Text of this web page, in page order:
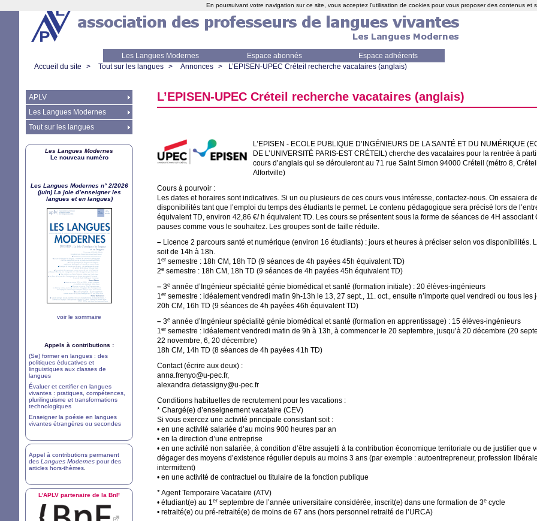
Les Langues Modernes Espace abonnés
Espace adhérents
Accueil du site > Tout sur les langues > Annonces > L’ EPISEN-UPEC Créteil recherche vacataires (anglais)
L’EPISEN-UPEC Créteil recherche vacataires (anglais)
L’ EPISEN - ECOLE PUBLIQUE D’ INGÉNIEURS DE LA SANTÉ ET DU NUM ÉRIQUE (
DE L’UNIVERSITÉ PARIS-EST CR ÉTEIL) cherche des vacataires pour la rentrée à
cours d’anglais qui se dérouleront au 71 rue Saint Simon 94000 Créteil (métro 8,
Alfortville)
Cours à pourvoir :
Les dates et horaires sont indicatives. Si un ou plusieurs de ces cours vous intéresse, contactez-nous. On essaiera
disponibilités tant que l’emploi du temps des étudiants le permet. Le contenu pédagogique sera précisé lors de
équivalentTD, environ 42,86 €/ h équivalentTD. Les cours se présentent sous la forme de séances de 4H associant
pauses comme vous le souhaitez. Les groupes sont de taille réduite.
– Licence 2 parcours santé et numérique (environ 16 étudiants) : jours et heures à préciser selon vos disponibilités.
soit de 14h à 18h.
1er semestre : 18h CM , 18h TD (9 séances de 4h payées 45h équivalentTD)
2e semestre : 18h CM , 18h TD (9 séances de 4h payées 45h équivalentTD)
– 3e année d’Ingénieur spécialité génie biomédical et santé (formation initiale) : 20 élèves-ingénieurs
1er semestre : idéalement vendredi matin 9h-13h le 13, 27 sept., 11. oct., ensuite n’importe quel vendredi ou tous
20h CM , 16h TD (9 séances de 4h payées 46h équivalentTD)
– 3e année d’Ingénieur spécialité génie biomédical et santé (formation en apprentissage) : 15 élèves-ingénieurs
1er semestre : idéalement vendredi matin de 9h à 13h, à commencer le 20 septembre, jusqu’à 20 décembre (20
22 novembre, 6, 20 décembre)
18h CM , 14h TD (8 séances de 4h payées 41h TD)
Contact (écrire aux deux) :
anna.frenyo@u-pec.fr,
alexandra.detassigny@u-pec.fr
Conditions habituelles de recrutement pour les vacations :
* Chargé(e) d’enseignement vacataire (CEV)
Si vous exercez une activité principale consistant soit :
• en une activité salariée d’au moins 900 heures par an
• en la direction d’une entreprise
• en une activité non salariée, à condition d’être assujetti à la contribution économique territoriale ou de justifier que
dégager des moyens d’existence régulier depuis au moins 3 ans (par exemple : autoentrepreneur, profession
intermittent)
• en une activité de contractuel ou titulaire de la fonction publique
* Agent Temporaire Vacataire (ATV)
• étudiant(e) au 1er septembre de l’année universitaire considérée, inscrit(e) dans une formation de 3e cycle
• retraité(e) ou pré-retraité(e) de moins de 67 ans (hors personnel retraité de l’URCA)
APLV
Les Langues Modernes
Tout sur les langues
Les Langues Modernes
Le nouveau numéro
Les Langues Modernes n° 2/2026
(juin) La joie d’enseigner les
langues et en langues)
voir le sommaire
Appels à contributions :
(Se) former en langues : des
politiques éducatives et
linguistiques aux classes de
langues
Évaluer et certifier en langues
vivantes : pratiques, compétences,
plurilinguisme et transformations
technologiques
Enseigner la poésie en langues
vivantes étrangères ou secondes
Appel à contributions permanent
des Langues Modernes pour des
articles hors-thèmes
L’APLV partenaire de la BnF
En poursuivant votre navigation sur ce site, vous acceptez l'utilisation de cookies pour vous proposer des contenus et